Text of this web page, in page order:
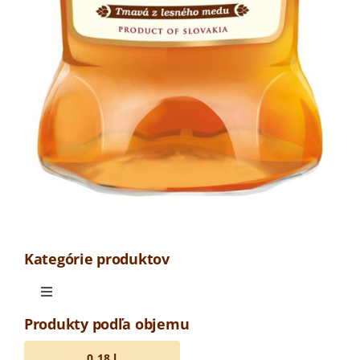
Kategórie produktov
Toggle
Navigation
Odrodová medovina
Produkty podľa objemu